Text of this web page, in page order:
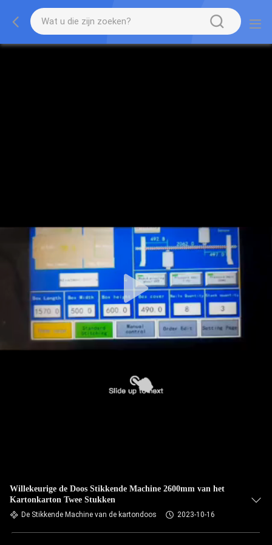
Willekeurige de Doos Stikkende Machine 2600mm van het
Kartonkarton Twee Stukken
De Stikkende Machine van de kartondoos 2023-10-16